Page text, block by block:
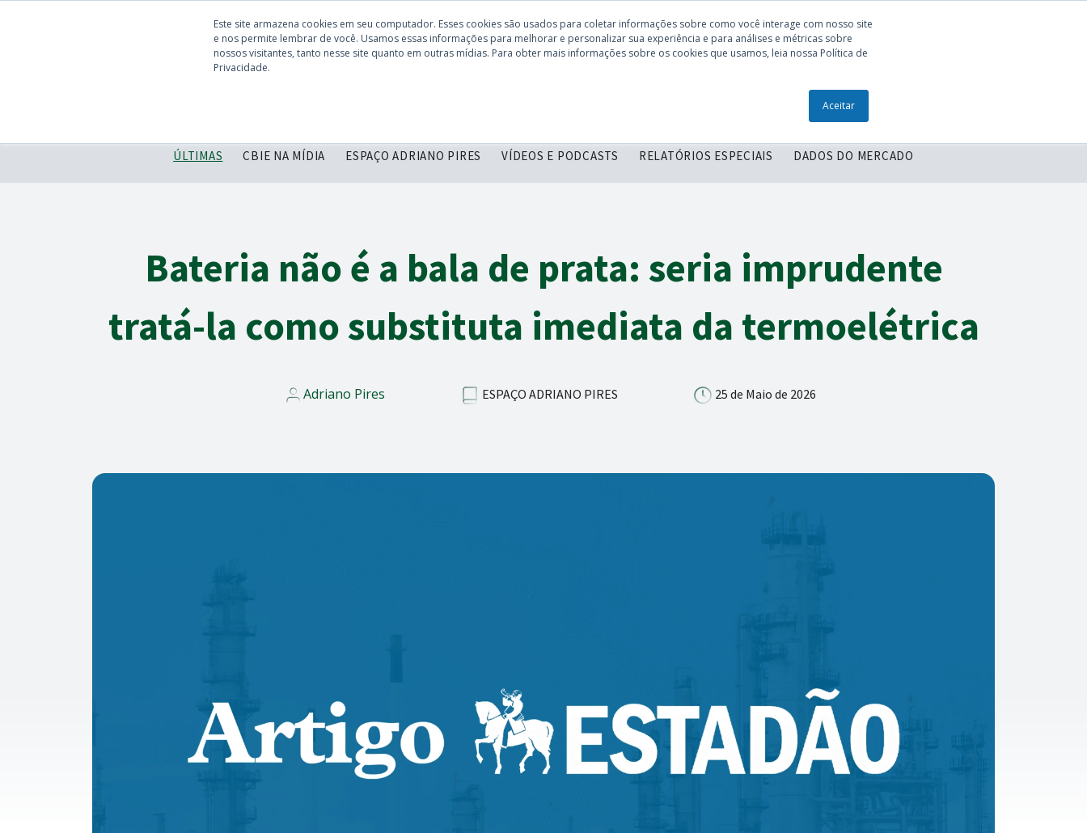
Este site armazena cookies em seu computador. Esses cookies são usados para coletar informações sobre como você interage com nosso site
e nos permite lembrar de você. Usamos essas informações para melhorar e personalizar sua experiência e para análises e métricas sobre
nossos visitantes, tanto nesse site quanto em outras mídias. Para obter mais informações sobre os cookies que usamos, leia nossa Política de
Privacidade.
Aceitar
ÚLTIMAS CBIE NA MÍDIA ESPAÇO ADRIANO PIRES VÍDEOS E PODCASTS RELATÓRIOS ESPECIAIS DADOS DO MERCADO
Bateria não é a bala de prata: seria imprudente
tratá-la como substituta imediata da termoelétrica
Adriano Pires ESPAÇO ADRIANO PIRES 25 de Maio de 2026